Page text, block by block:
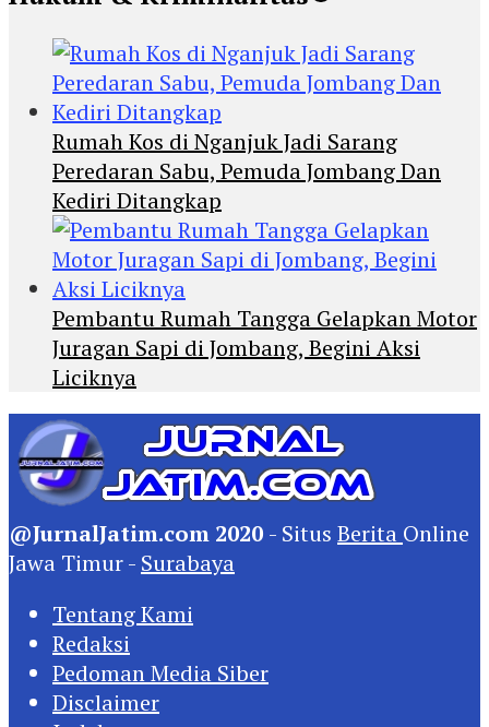
Rumah Kos di Nganjuk Jadi Sarang
Peredaran Sabu, Pemuda Jombang Dan
Kediri Ditangkap
Pembantu Rumah Tangga Gelapkan Motor
Juragan Sapi di Jombang, Begini Aksi
Liciknya
@JurnalJatim.com 2020 - Situs Berita Online
Jawa Timur - Surabaya
Tentang Kami
Redaksi
Pedoman Media Siber
Disclaimer